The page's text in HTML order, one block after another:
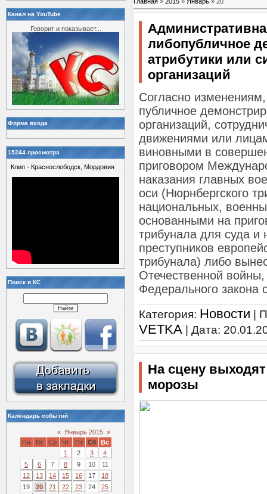
Канал на YouTube
Говорит и показывает...
Форма входа
15244 просмотра
Клип - Краснослободск, Мордовия
Поиск в КС
Календарь событий
« Январь 2015 »
Пн
Вт Ср Чт Пт Сб
Вс
1
2 3
4
5
6 7 8 9 10
11
12
13 14 15 16 17
18
19
20 21 22 23 24
25
либопубличное
атрибутики или
организаций
Согласно
публичное
организаций,
движениями или
виновными в
приговором
наказания главных
оси (Нюрнбергского
национальных,
основанными на
трибунала для суда и
преступников
трибунала) либо
Отечественной
Федерального
Категория: Новости |
VETKA | Дата:
На сцену
морозы